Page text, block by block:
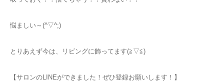
悩ましい～(^▽^;)
とりあえず今は、リビングに飾ってます(≧▽≦)
【サロンのLINEができました！ぜひ登録お願いします！】